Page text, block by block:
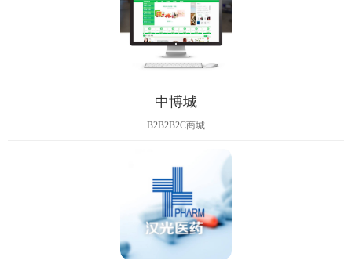
中博城
B2B2B2C商城